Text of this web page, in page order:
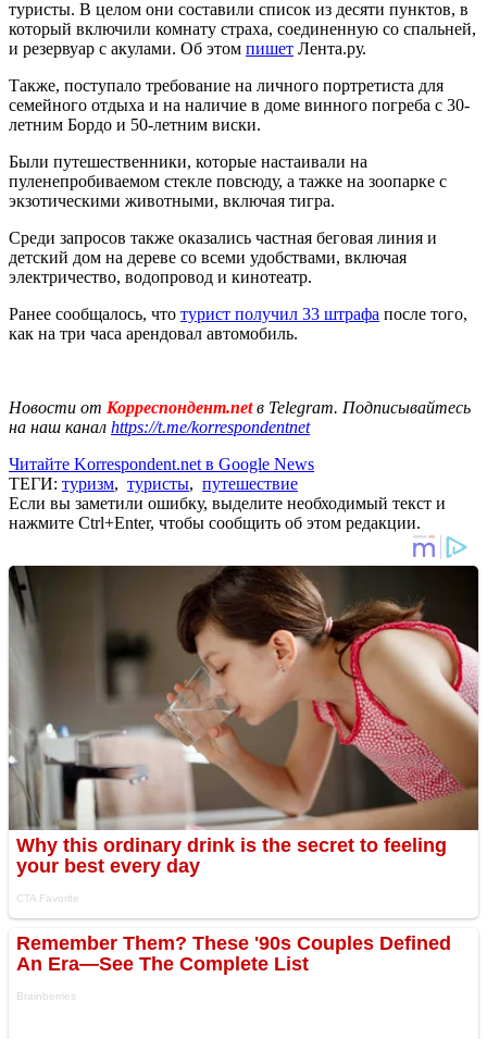
туристы. В целом они составили список из десяти пунктов, в
который включили комнату страха, соединенную со спальней,
и резервуар с акулами. Об этом пишет Лента.ру.
Также, поступало требование на личного портретиста для
семейного отдыха и на наличие в доме винного погреба с 30-
летним Бордо и 50-летним виски.
Были путешественники, которые настаивали на
пуленепробиваемом стекле повсюду, а тажке на зоопарке с
экзотическими животными, включая тигра.
Среди запросов также оказались частная беговая линия и
детский дом на дереве со всеми удобствами, включая
электричество, водопровод и кинотеатр.
Ранее сообщалось, что турист получил 33 штрафа после того,
как на три часа арендовал автомобиль.
Новости от Корреспондент.netв Telegram. Подписывайтесь
на наш канал https://t.me/korrespondentnet
Читайте Korrespondent.net в Google News
ТЕГИ: туризм, туристы, путешествие
Если вы заметили ошибку, выделите необходимый текст и
нажмите Ctrl+Enter, чтобы сообщить об этом редакции.